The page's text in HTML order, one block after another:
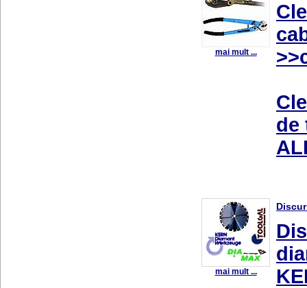
mai mult ...
de
mai mult ...